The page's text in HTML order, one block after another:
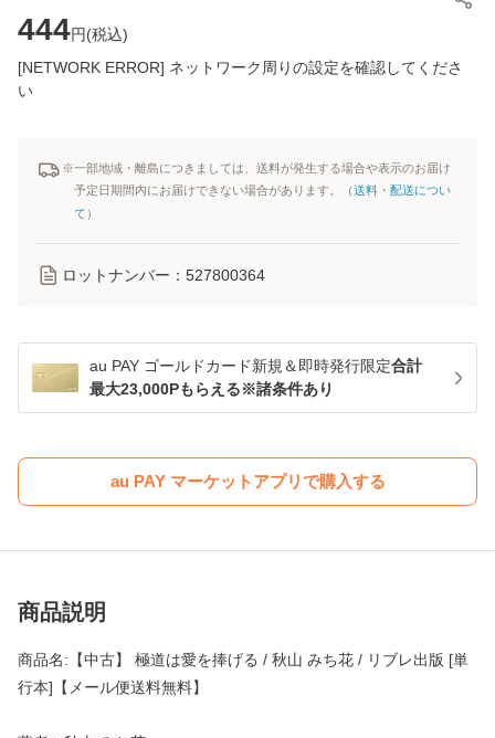
444円(税込)
[NETWORK ERROR] ネットワーク周りの設定を確認してくださ
い
※一部地域・離島につきましては、送料が発生する場合や表示のお届け
予定日期間内にお届けできない場合があります。（送料・配送につい
て ）
ロットナンバー： 527800364
au PAY ゴールドカード新規＆即時発行限定合計
最大23,000Pもらえる※諸条件あり
au PAY マーケットアプリで購入する
商品説明
商品名:【中古】 極道は愛を捧げる / 秋山 みち花 / リブレ出版 [単
行本]【メール便送料無料】